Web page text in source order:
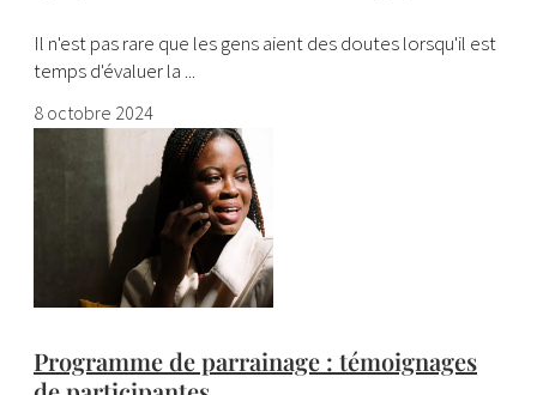
Il n'est pas rare que les gens aient des doutes lorsqu'il est
temps d'évaluer la ...
8 octobre 2024
Programme de parrainage : témoignages